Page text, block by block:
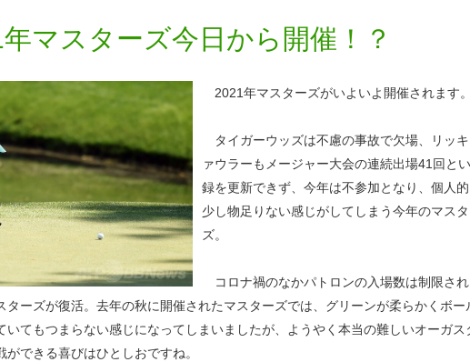
マスターズ今日から開催！？
2021年マスターズがいよいよ開催されます。
タイガーウッズは不慮の事故で欠場、リッ
ァウラーもメージャー大会の連続出場41回と
録を更新できず、今年は不参加となり、個人
少し物足りない感じがしてしまう今年のマス
ズ。
コロナ禍のなかパトロンの入場数は制限され
ターズが復活。去年の秋に開催されたマスターズでは、グリーンが柔らかくボー
いてもつまらない感じになってしまいましたが、ようやく本当の難しいオーガス
ができる喜びはひとしおですね。